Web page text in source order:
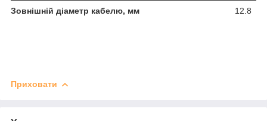
Зовнішній діаметр кабелю, мм 12.8
Приховати